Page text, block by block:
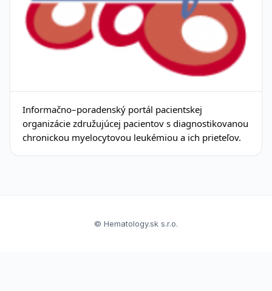
Informačno–poradenský portál pacientskej
organizácie združujúcej pacientov s diagnostikovanou
chronickou myelocytovou leukémiou a ich prieteľov.
© Hematology.sk s.r.o.